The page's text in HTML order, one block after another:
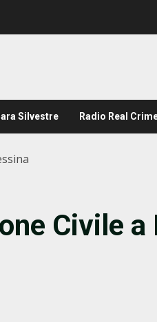
Silvestre Radio Real
Civile a